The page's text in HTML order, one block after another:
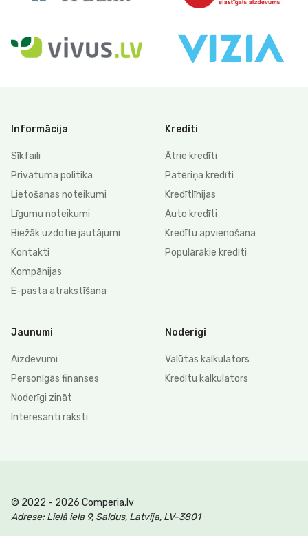
Informācija
Sīkfaili
Privātuma politika
Lietošanas noteikumi
Līgumu noteikumi
Biežāk uzdotie jautājumi
Kontakti
Kompānijas
E-pasta atrakstīšana
Kredīti
Ātrie kredīti
Patēriņa kredīti
Kredītlīnijas
Auto kredīti
Kredītu apvienošana
Populārākie kredīti
Jaunumi
Aizdevumi
Personīgās finanses
Noderīgi zināt
Interesanti raksti
Noderīgi
Valūtas kalkulators
Kredītu kalkulators
© 2022 - 2026 Comperia.lv
Adrese: Lielā iela 9, Saldus, Latvija, LV-3801